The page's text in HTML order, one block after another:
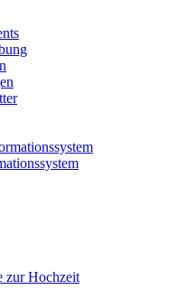
zur Hochzeit